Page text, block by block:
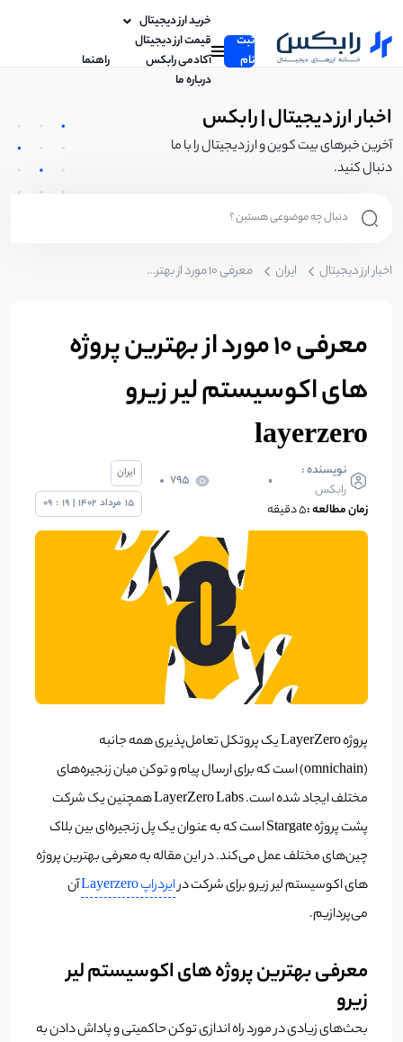
ثبت
نام
خرید ارز دیجیتال
قیمت ارز دیجیتال
آکادمی رابکس
راهنما
درباره ما
اخبار ارز دیجیتال | رابکس
آخرین خبرهای بیت کوین و ارز دیجیتال را با ما
دنبال کنید.
اخبار ارز دیجیتال ایران معرفی 10 مورد از بهترین پروژه های اکوسیستم لیر زیرو layerzero
معرفی 10 مورد از بهترین پروژه
های اکوسیستم لیر زیرو
layerzero
نویسنده :
رابکس
795
زمان مطالعه :5 دقیقه
ایران
15 مرداد 1402
|
19
:
09
پروژه LayerZero یک پروتکل تعامل‌پذیری همه جانبه
(omnichain) است که برای ارسال پیام و توکن میان زنجیره‌های
مختلف ایجاد شده است. LayerZero Labs همچنین یک شرکت
پشت پروژه Stargate است که به عنوان یک پل زنجیره‌ای بین بلاک
چین‌های مختلف عمل می‌کند. در این مقاله به معرفی بهترین پروژه
های اکوسیستم لیر زیرو برای شرکت درایردراپ Layerzero
آن
می‌پردازیم.
معرفی بهترین پروژه های اکوسیستم لیر
زیرو
بحث‌های زیادی در مورد راه اندازی توکن حاکمیتی و پاداش دادن به